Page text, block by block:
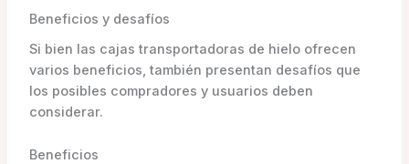
Beneficios y desafíos
Si bien las cajas transportadoras de hielo ofrecen
varios beneficios, también presentan desafíos que
los posibles compradores y usuarios deben
considerar.
Beneficios